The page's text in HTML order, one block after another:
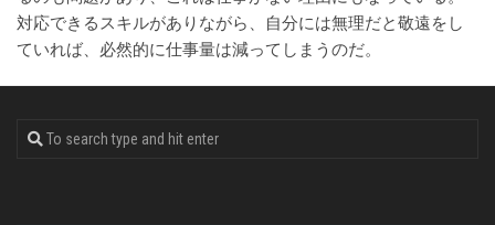
対応できるスキルがありながら、自分には無理だと敬遠をし
ていれば、必然的に仕事量は減ってしまうのだ。